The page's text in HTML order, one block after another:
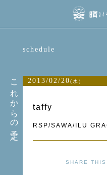
これからの予定
schedule
2013/02/20(水)
taffy
RSP/SAWA/ILU
SHARE